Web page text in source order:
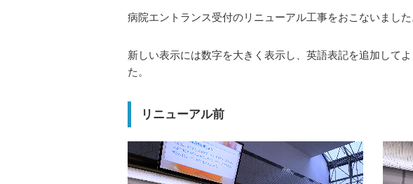
災害拠点病院
女性活躍推進法に基づく公表
育児･介護休業法に基づく公表
よくある質問
お問い合わせ
センター・透析
2F 【管理】
院内での写真･動画撮影・録音について
院内Wi-Fiサービスのご利用について
病院エントランス受付のリニューアル工事をおこないました
新しい表示には数字を大きく表示し、英語表記を追加して
た。
リニューアル前